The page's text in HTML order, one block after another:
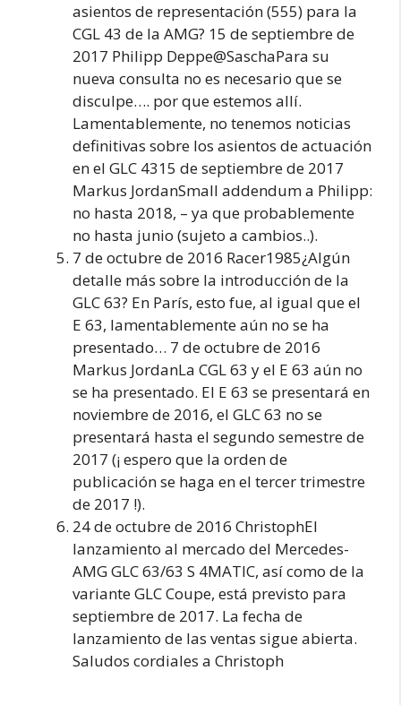
asientos de representación (555) para la
CGL 43 de la AMG? 15 de septiembre de
2017 Philipp Deppe@SaschaPara su
nueva consulta no es necesario que se
disculpe…. por que estemos allí.
Lamentablemente, no tenemos noticias
definitivas sobre los asientos de actuación
en el GLC 4315 de septiembre de 2017
Markus JordanSmall addendum a Philipp:
no hasta 2018, – ya que probablemente
no hasta junio (sujeto a cambios..).
7 de octubre de 2016 Racer1985¿Algún
detalle más sobre la introducción de la
GLC 63? En París, esto fue, al igual que el
E 63, lamentablemente aún no se ha
presentado… 7 de octubre de 2016
Markus JordanLa CGL 63 y el E 63 aún no
se ha presentado. El E 63 se presentará en
noviembre de 2016, el GLC 63 no se
presentará hasta el segundo semestre de
2017 (¡ espero que la orden de
publicación se haga en el tercer trimestre
de 2017 !).
24 de octubre de 2016 ChristophEl
lanzamiento al mercado del Mercedes-
AMG GLC 63/63 S 4MATIC, así como de la
variante GLC Coupe, está previsto para
septiembre de 2017. La fecha de
lanzamiento de las ventas sigue abierta.
Saludos cordiales a Christoph